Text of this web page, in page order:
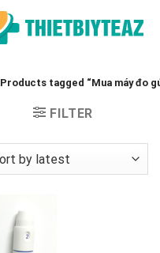
Products tagged “Mua máy đo
FILTER